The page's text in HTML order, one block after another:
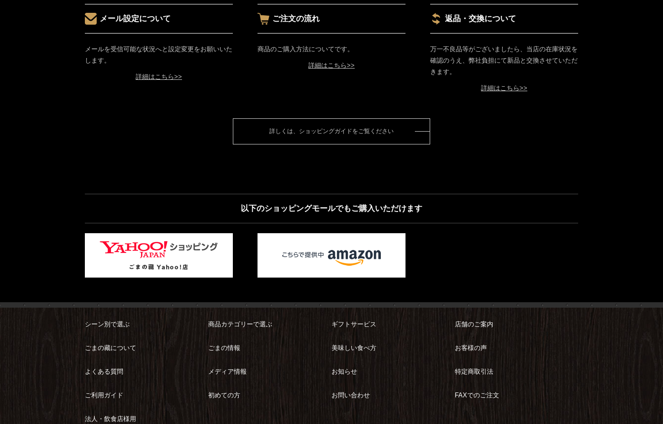
メール設定について
メールを受信可能な状況へと設定変更をお願いいた
します。
詳細はこちら>>
ご注文の流れ
商品のご購入方法についてです。
詳細はこちら>>
返品・交換について
万一不良品等がございましたら、当店の在庫状況を
確認のうえ、弊社負担にて新品と交換させていただ
きます。
詳細はこちら>>
詳しくは、ショッピングガイドをご覧ください
以下のショッピングモールでもご購入いただけます
シーン別で選ぶ 商品カテゴリーで選ぶ ギフトサービス 店舗のご案内
ごまの藏について ごまの情報 美味しい食べ方 お客様の声
よくある質問 メディア情報 お知らせ 特定商取引法
ご利用ガイド 初めての方 お問い合わせ FAXでのご注文
法人・飲食店様用